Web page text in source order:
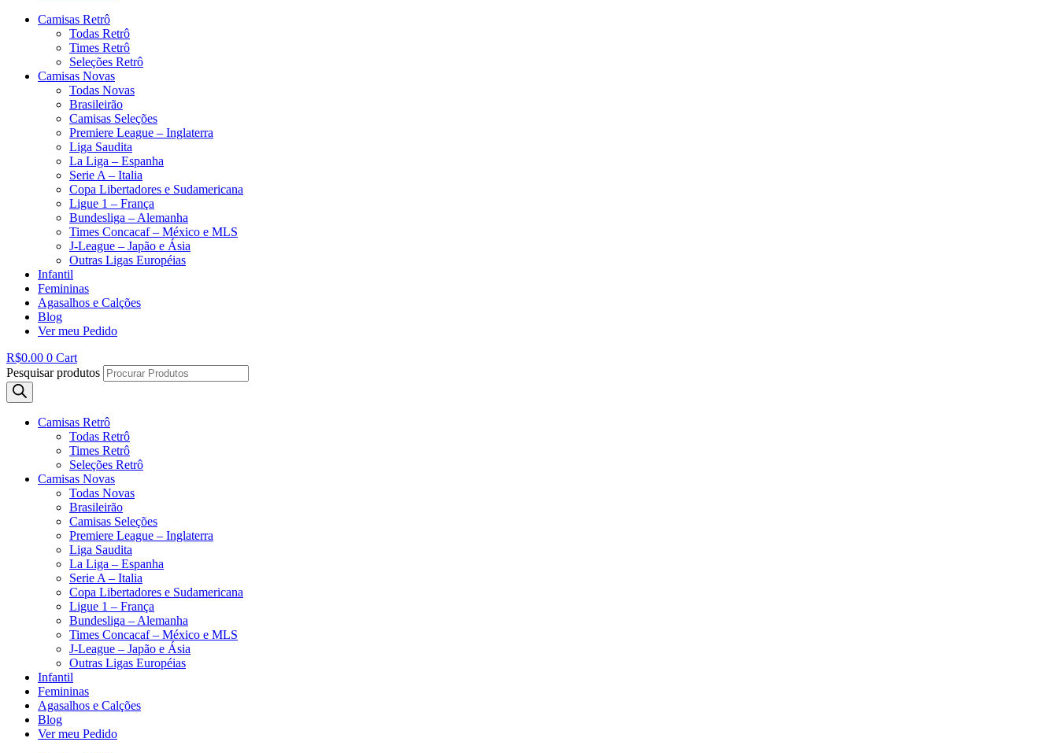
Camisas Retrô
Todas Retrô
Times Retrô
Seleções Retrô
Camisas Novas
Todas Novas
Brasileirão
Camisas Seleções
Premiere League – Inglaterra
Liga Saudita
La Liga – Espanha
Serie A – Italia
Copa Libertadores e Sudamericana
Ligue 1 – França
Bundesliga – Alemanha
Times Concacaf – México e MLS
J-League – Japão e Ásia
Outras Ligas Européias
Infantil
Femininas
Agasalhos e Calções
Blog
Ver meu Pedido
R$0.00 0 Cart
Pesquisar produtos
Camisas Retrô
Todas Retrô
Times Retrô
Seleções Retrô
Camisas Novas
Todas Novas
Brasileirão
Camisas Seleções
Premiere League – Inglaterra
Liga Saudita
La Liga – Espanha
Serie A – Italia
Copa Libertadores e Sudamericana
Ligue 1 – França
Bundesliga – Alemanha
Times Concacaf – México e MLS
J-League – Japão e Ásia
Outras Ligas Européias
Infantil
Femininas
Agasalhos e Calções
Blog
Ver meu Pedido